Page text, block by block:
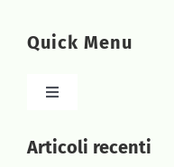
Quick Menu
Toggle
HOME
Articoli recenti